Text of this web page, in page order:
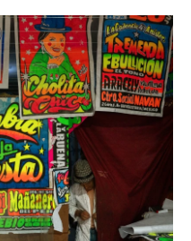
c
e
b
o
o
k
i
t
t
e
r
n
k
e
d
I
n
a
i
l